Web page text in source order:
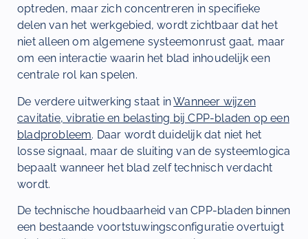
optreden, maar zich concentreren in specifieke
delen van het werkgebied, wordt zichtbaar dat het
niet alleen om algemene systeemonrust gaat, maar
om een interactie waarin het blad inhoudelijk een
centrale rol kan spelen.
De verdere uitwerking staat inWanneer wijzen
cavitatie, vibratie en belasting bij CPP-bladen op een
bladprobleem. Daar wordt duidelijk dat niet het
losse signaal, maar de sluiting van de systeemlogica
bepaalt wanneer het blad zelf technisch verdacht
wordt.
De technische houdbaarheid van CPP-bladen binnen
een bestaande voortstuwingsconfiguratie overtuigt